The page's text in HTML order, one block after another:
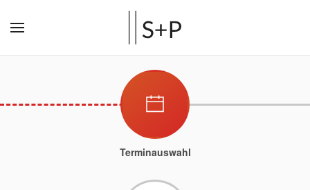
Terminauswahl